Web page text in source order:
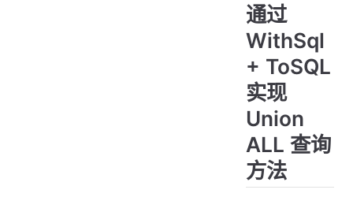
通过
WithSql
+ ToSQL
实现
Union
ALL 查询
方法